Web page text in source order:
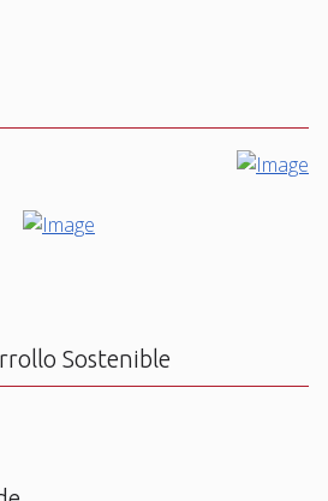
Sostenible